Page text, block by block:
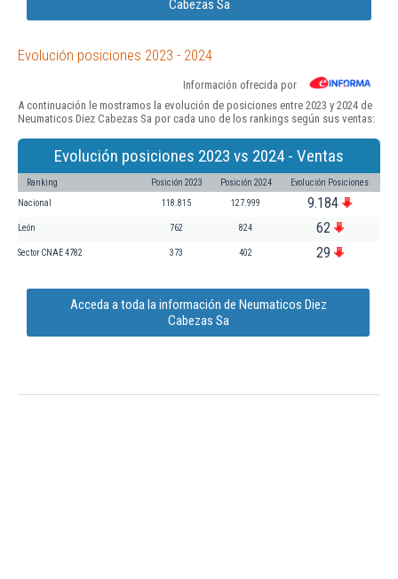
Cabezas Sa
Evolución posiciones 2023 - 2024
Información ofrecida por
A continuación le mostramos la evolución de posiciones entre 2023 y 2024 de
Neumaticos Diez Cabezas Sa por cada uno de los rankings según sus ventas:
Evolución posiciones 2023 vs 2024 - Ventas
Ranking Posición 2023 Posición 2024 Evolución Posiciones
Nacional 118.815 127.999 9.184
León 762 824 62
Sector CNAE 4782 373 402 29
Acceda a toda la información de Neumaticos Diez
Cabezas Sa